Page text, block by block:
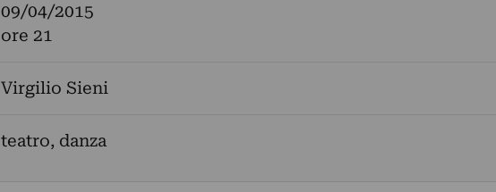
09/04/2015
ore 21
Virgilio Sieni
teatro, danza